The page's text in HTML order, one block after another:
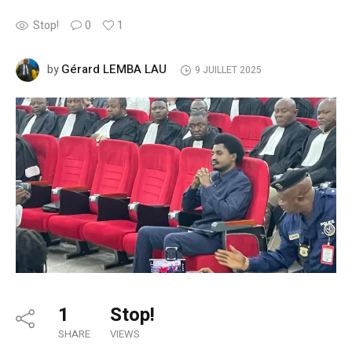
Stop! 0 1
byGérard LEMBA LAU 9 JUILLET 2025
1
SHARE
Stop!
VIEWS